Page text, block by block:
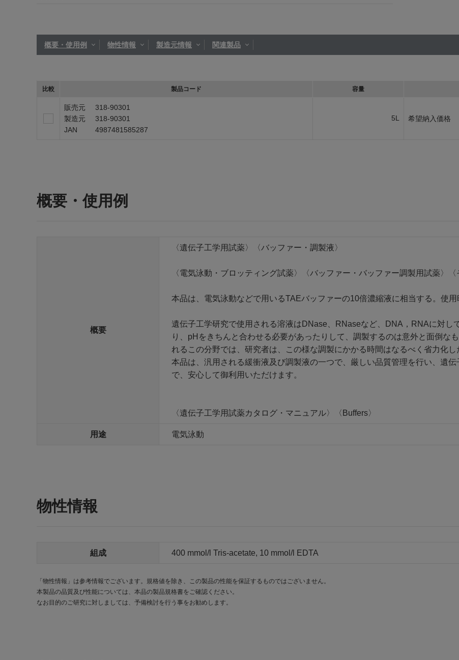
概要・使用例 物性情報 製造元情報 関連製品
比較 製品コード 容量
販売元
318-90301
製造元
318-90301
JAN
4987481585287
5L 希望納入価格
概要・使用例
概要
〈遺伝子工学用試薬〉〈バッファー・調製液〉
〈電気泳動・ブロッティング試薬〉〈バッファー・バッファー調製用試薬〉〈
本品は、電気泳動などで用いるTAEバッファーの10倍濃縮液に相当する。使用
遺伝子工学研究で使用される溶液はDNase、RNaseなど、DNA，RNAに対し
り、pHをきちんと合わせる必要があったりして、調製するのは意外と面倒な
れるこの分野では、研究者は、この様な調製にかかる時間はなるべく省力化し
本品は、汎用される緩衝液及び調製液の一つで、厳しい品質管理を行い、遺
で、安心して御利用いただけます。
〈遺伝子工学用試薬カタログ・マニュアル〉〈Buffers〉
用途 電気泳動
物性情報
組成 400 mmol/l Tris-acetate, 10 mmol/l EDTA
「物性情報」は参考情報でございます。規格値を除き、この製品の性能を保証するものではございません。
本製品の品質及び性能については、本品の製品規格書をご確認ください。
なお目的のご研究に対しましては、予備検討を行う事をお勧めします。